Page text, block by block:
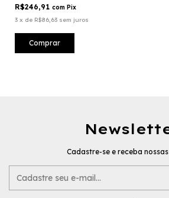
R$246,91 com Pix
3 x de R$86,63 sem juros
Comprar
Cadastre-se e receba